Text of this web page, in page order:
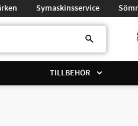
Symaskinsservice
TILLBEHÖR